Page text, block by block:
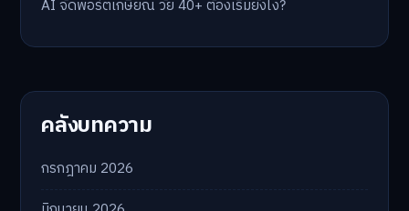
AI จัดพอร์ตเกษียณ วัย 40+ ต้องเริ่มยังไง?
คลังบทความ
กรกฎาคม 2026